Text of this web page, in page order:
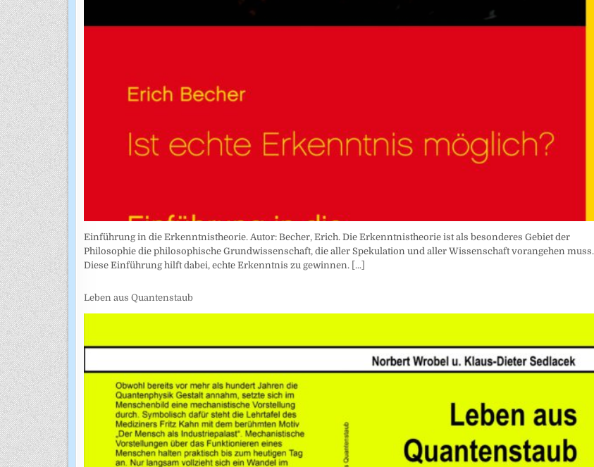
Einführung in die Erkenntnistheorie. Autor: Becher, Erich. Die Erkenntnistheorie ist als besonderes Gebiet der
Philosophie die philosophische Grundwissenschaft, die aller Spekulation und aller Wissenschaft vorangehen muss.
Diese Einführung hilft dabei, echte Erkenntnis zu gewinnen. [...]
Leben aus Quantenstaub